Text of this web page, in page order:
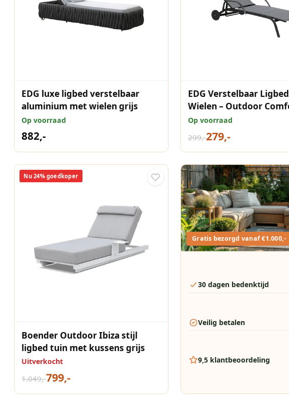
EDG luxe ligbed verstelbaar
aluminium met wielen grijs
Op voorraad
882,-
EDG Verstelbaar
Wielen – Outdoor
grijs
Op voorraad
299,-279,-
Nu 24% goedkoper
Boender Outdoor Ibiza stijl
ligbed tuin met kussens grijs
Uitverkocht
1.049,-799,-
Gratis bezorgd vanaf €1.000,-
30 dagen bedenktijd
Veilig betalen
9,5 klantbeoordeling